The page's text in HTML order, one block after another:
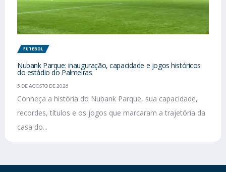
FUTEBOL
Nubank Parque: inauguração, capacidade e jogos históricos
do estádio do Palmeiras
5 DE AGOSTO DE 2026
Conheça a história do Nubank Parque, sua capacidade,
recordes, títulos e os jogos que marcaram a trajetória da
casa do...